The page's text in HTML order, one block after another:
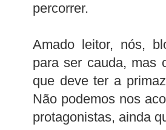
percorrer.
Amado leitor, nós,
para ser cauda, mas
que deve ter a
Não podemos nos
protagonistas, ainda